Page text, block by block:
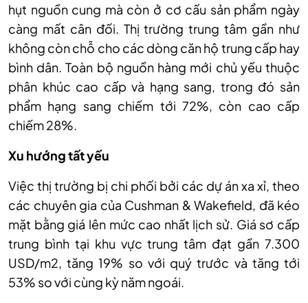
hụt nguồn cung mà còn ở cơ cấu sản phẩm ngày
càng mất cân đối. Thị trường trung tâm gần như
không còn chỗ cho các dòng căn hộ trung cấp hay
bình dân. Toàn bộ nguồn hàng mới chủ yếu thuộc
phân khúc cao cấp và hạng sang, trong đó sản
phẩm hạng sang chiếm tới 72%, còn cao cấp
chiếm 28%.
Xu hướng tất yếu
Việc thị trường bị chi phối bởi các dự án xa xỉ, theo
các chuyên gia của Cushman & Wakefield, đã kéo
mặt bằng giá lên mức cao nhất lịch sử. Giá sơ cấp
trung bình tại khu vực trung tâm đạt gần 7.300
USD/m2, tăng 19% so với quý trước và tăng tới
53% so với cùng kỳ năm ngoái.